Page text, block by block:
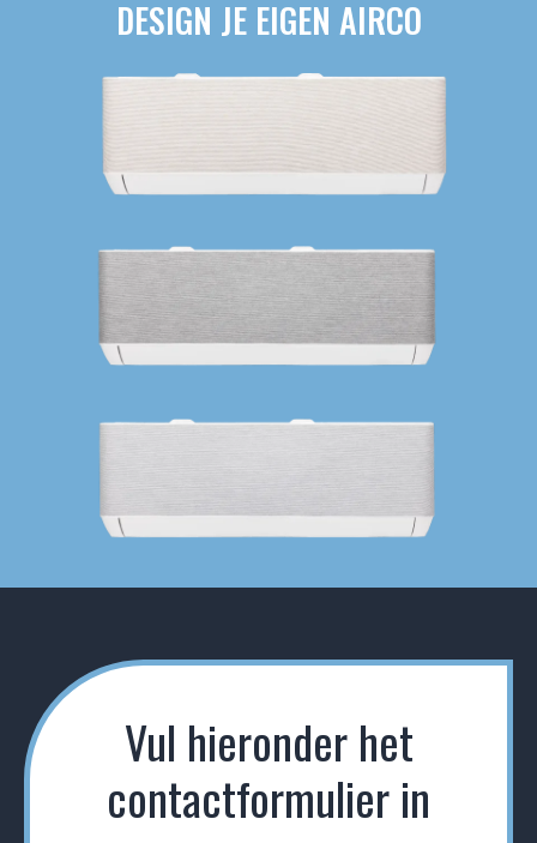
DESIGN JE EIGEN AIRCO
Vul hieronder het
contactformulier in